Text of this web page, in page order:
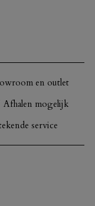
en outlet
Afhalen mogelijk
service